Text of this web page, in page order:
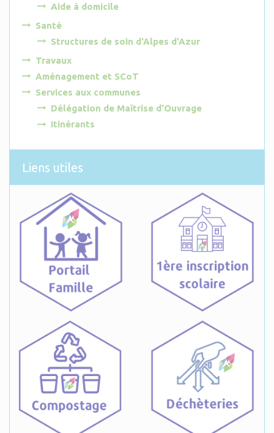
Aide à domicile
Santé
Structures de soin d'Alpes d'Azur
Travaux
Aménagement et SCoT
Services aux communes
Délégation de Maîtrise d'Ouvrage
Itinérants
Liens utiles